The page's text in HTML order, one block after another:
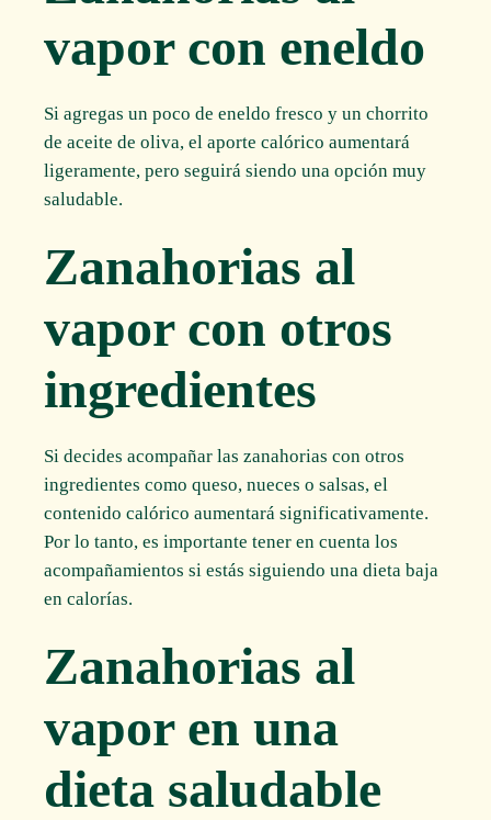
vapor con eneldo
Si agregas un poco de eneldo fresco y un chorrito
de aceite de oliva, el aporte calórico aumentará
ligeramente, pero seguirá siendo una opción muy
saludable.
Zanahorias al
vapor con otros
ingredientes
Si decides acompañar las zanahorias con otros
ingredientes como queso, nueces o salsas, el
contenido calórico aumentará significativamente.
Por lo tanto, es importante tener en cuenta los
acompañamientos si estás siguiendo una dieta baja
en calorías.
Zanahorias al
vapor en una
dieta saludable